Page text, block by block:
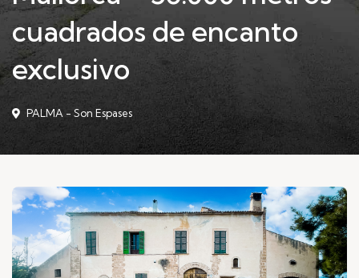
cuadrados de encanto
exclusivo
PALMA - Son Espases